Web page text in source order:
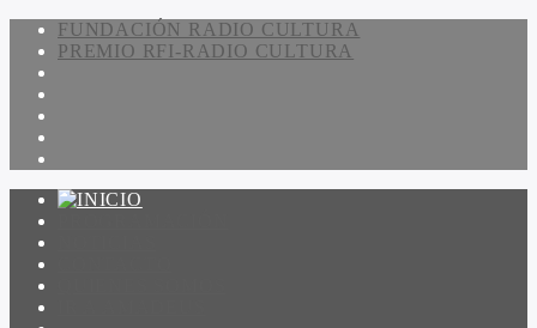
FUNDACIÓN RADIO CULTURA
PREMIO RFI-RADIO CULTURA